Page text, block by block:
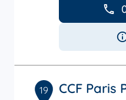
19 CCF Paris